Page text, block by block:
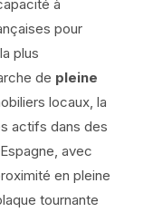
à
pour
plus
de pleine
locaux, la
actifs dans des
avec
en pleine
tournante